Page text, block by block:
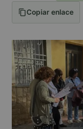
Copiar enlace